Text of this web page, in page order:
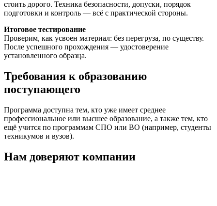
стоить дорого. Техника безопасности, допуски, порядок
подготовки и контроль — всё с практической стороны.
Итоговое тестирование
Проверим, как усвоен материал: без перегруза, по существу.
После успешного прохождения — удостоверение
установленного образца.
Требования к образованию
поступающего
Программа доступна тем, кто уже имеет среднее
профессиональное или высшее образование, а также тем, кто
ещё учится по программам СПО или ВО (например, студенты
техникумов и вузов).
Нам доверяют компании